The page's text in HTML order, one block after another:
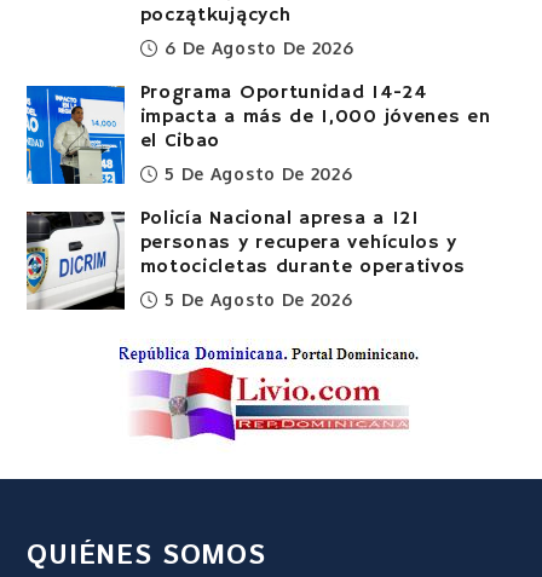
początkujących
6 De Agosto De 2026
Programa Oportunidad 14-24
impacta a más de 1,000 jóvenes en
el Cibao
5 De Agosto De 2026
Policía Nacional apresa a 121
personas y recupera vehículos y
motocicletas durante operativos
5 De Agosto De 2026
QUIÉNES SOMOS